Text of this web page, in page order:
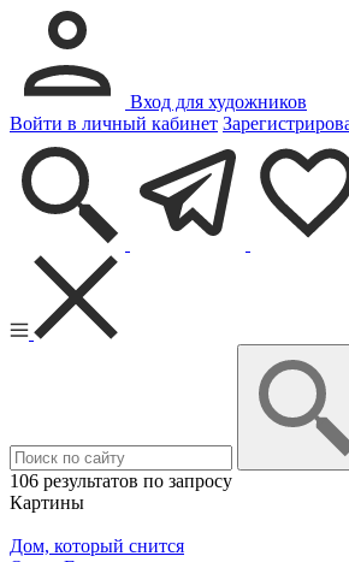
Вход для художников
Войти в личный кабинет
106 результатов по запросу
Картины
Дом, который снится